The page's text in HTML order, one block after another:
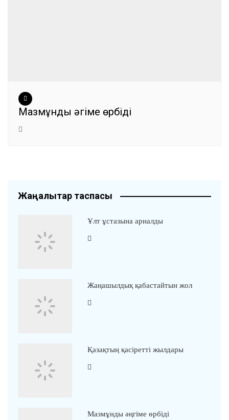
Мазмұнды әңгіме өрбіді
Жаңалықтар таспасы
Ұлт ұстазына арналды
Жаңашылдық қабастайтын жол
Қазақтың қасіретті жылдары
Мазмұнды әңгіме өрбіді